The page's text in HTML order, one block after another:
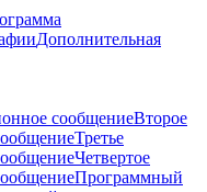
Дополнительная
сообщениеВторое
Третье
Четвертое
Программный